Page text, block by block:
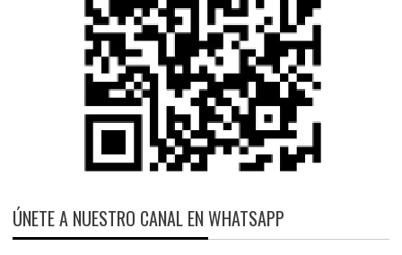
ÚNETE A NUESTRO CANAL EN WHATSAPP